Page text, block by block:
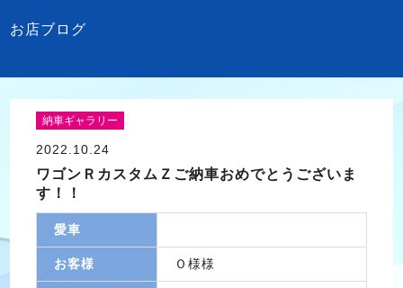
お店ブログ
納車ギャラリー
2022.10.24
ワゴンＲカスタムＺご納車おめでとうございま
す！！
愛車
お客様 Ｏ様様